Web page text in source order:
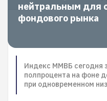
нейтральным для
фондового рынка
Индекс ММВБ сегодня
полпроцента на фоне
при одновременном